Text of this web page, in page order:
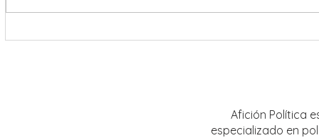
Afición Política
especializado en